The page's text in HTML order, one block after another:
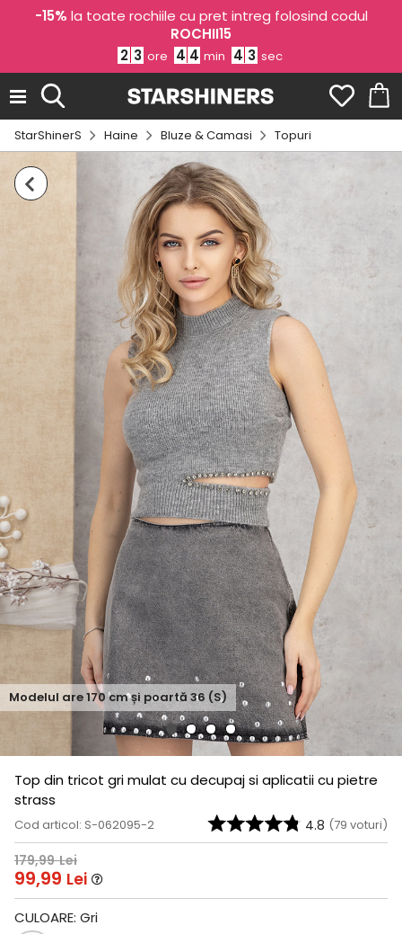
-15% la toate rochiile cu pret intreg folosind codul
ROCHII15
2 3 ore 4 4 min 4 2 sec
StarShinerS Haine Bluze & Camasi Topuri
Modelul are170cm și poartă36 (S)
Top din tricot gri mulat cu decupaj si aplicatii cu pietre
strass
Cod articol: S-062095-2 4.8 (79 voturi)
179,99 Lei
99,99 Lei
CULOARE: Gri